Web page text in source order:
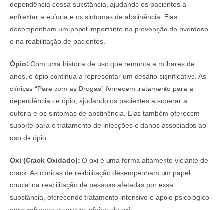
dependência dessa substância, ajudando os pacientes a
enfrentar a euforia e os sintomas de abstinência. Elas
desempenham um papel importante na prevenção de overdose
e na reabilitação de pacientes.
Ópio: Com uma história de uso que remonta a milhares de
anos, o ópio continua a representar um desafio significativo. As
clínicas “Pare com as Drogas” fornecem tratamento para a
dependência de ópio, ajudando os pacientes a superar a
euforia e os sintomas de abstinência. Elas também oferecem
suporte para o tratamento de infecções e danos associados ao
uso de ópio.
Oxi (Crack Oxidado): O oxi é uma forma altamente viciante de
crack. As clínicas de reabilitação desempenham um papel
crucial na reabilitação de pessoas afetadas por essa
substância, oferecendo tratamento intensivo e apoio psicológico